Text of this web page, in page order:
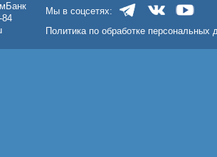
84
Мы в соцсетях:
Политика по обработке персональных